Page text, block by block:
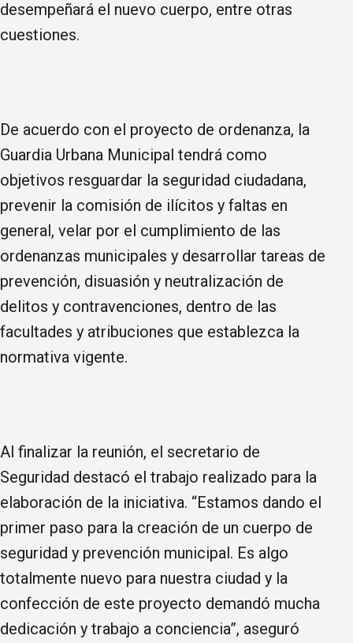
desempeñará el nuevo cuerpo, entre otras
cuestiones.
De acuerdo con el proyecto de ordenanza, la
Guardia Urbana Municipal tendrá como
objetivos resguardar la seguridad ciudadana,
prevenir la comisión de ilícitos y faltas en
general, velar por el cumplimiento de las
ordenanzas municipales y desarrollar tareas de
prevención, disuasión y neutralización de
delitos y contravenciones, dentro de las
facultades y atribuciones que establezca la
normativa vigente.
Al finalizar la reunión, el secretario de
Seguridad destacó el trabajo realizado para la
elaboración de la iniciativa. “Estamos dando el
primer paso para la creación de un cuerpo de
seguridad y prevención municipal. Es algo
totalmente nuevo para nuestra ciudad y la
confección de este proyecto demandó mucha
dedicación y trabajo a conciencia”, aseguró